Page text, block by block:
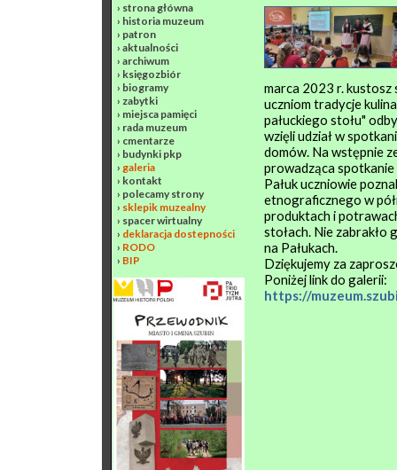
› strona główna
› historia muzeum
› patron
› aktualności
› archiwum
› księgozbiór
› biogramy
› zabytki
› miejsca pamięci
› rada muzeum
› cmentarze
› budynki pkp
› galeria
› kontakt
› polecamy strony
› sklepik muzealny
› spacer wirtualny
› deklaracja dostepności
› RODO
› BIP
marca 2023 r. kustosz
uczniom tradycje
pałuckiego stołu"
wzięli udział w
domów. Na wstępnie
prowadząca spotkanie
Pałuk uczniowie
etnograficznego w
produktach i
stołach. Nie zabrakło
na Pałukach.
Dziękujemy za
Poniżej link do galerii:
https://